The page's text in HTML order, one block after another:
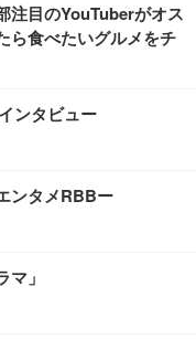
注目のYouTuberがオス
ら食べたいグルメをチ
ンタビュー
ンタメRBBー
」